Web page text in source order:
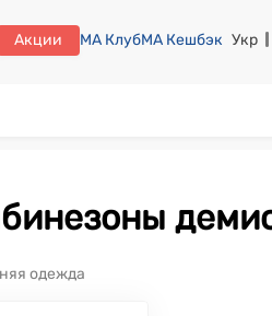
Акции МА КлубМА Кешбэк Укр
одежда